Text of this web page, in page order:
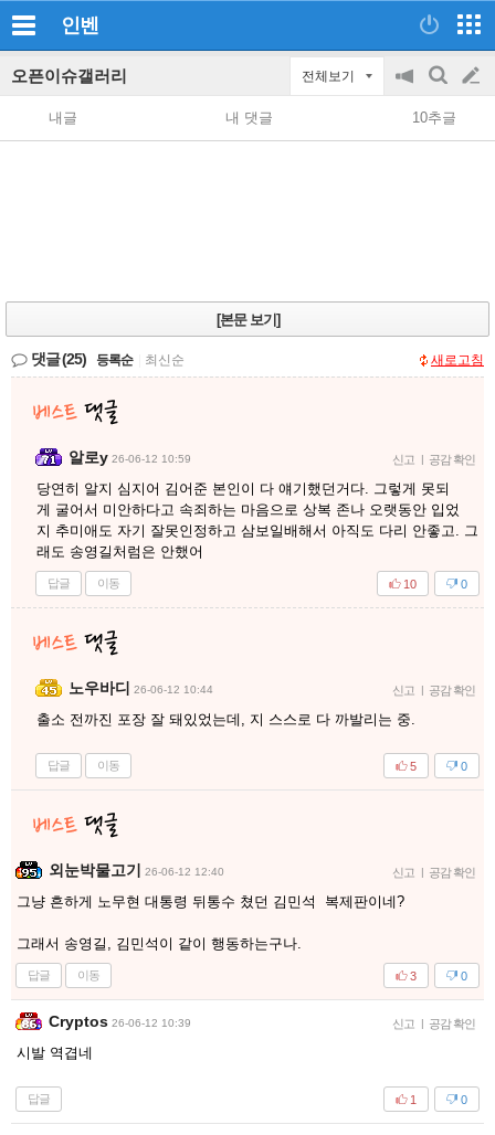
인벤
오픈이슈갤러리 전체보기
공
지
on/off
검
색
글
쓰
내글 내 댓글 10추글
[본문 보기]
댓글(25) 등록순 최신순 새로고침
알로y 26-06-12 10:59 신고 | 공감 확인
당연히 알지 심지어 김어준 본인이 다 얘기했던거다. 그렇게 못되
게 굴어서 미안하다고 속죄하는 마음으로 상복 존나 오랫동안 입었
지 추미애도 자기 잘못인정하고 삼보일배해서 아직도 다리 안좋고. 그
래도 송영길처럼은 안했어
답글 이동 0
10
노우바디 26-06-12 10:44 신고 | 공감 확인
출소 전까진 포장 잘 돼있었는데, 지 스스로 다 까발리는 중.
답글 이동 0
5
외눈박물고기 26-06-12 12:40 신고 | 공감 확인
그냥 흔하게 노무현 대통령 뒤통수 쳤던 김민석 복제판이네?
그래서 송영길, 김민석이 같이 행동하는구나.
답글 이동 0
3
Cryptos 26-06-12 10:39 신고 | 공감 확인
시발 역겹네
답글 0
1